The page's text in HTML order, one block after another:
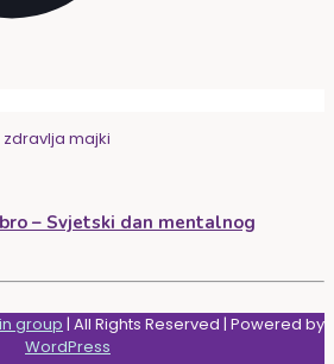
majki
– Svjetski dan mentalnog
group | All Rights Reserved | Powered by
WordPress